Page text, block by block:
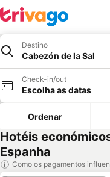
Destino
Cabezón de la Sal
Check-in/out
Escolha as datas
Ordenar
Hotéis
Espanha
Como os pagamentos